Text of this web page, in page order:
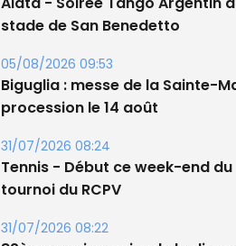
06/08/2026 15:04
stade de San Benedetto
05/08/2026 09:53
procession le 14 août
31/07/2026 08:24
tournoi du RCPV